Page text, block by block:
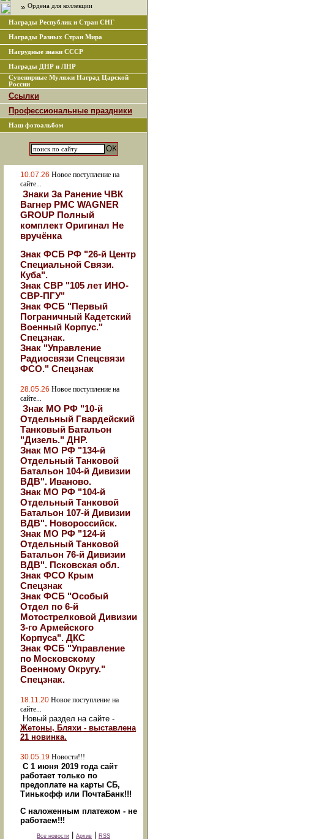
» Ордена для коллекции
Награды Республик и Стран СНГ
Награды Разных Стран Мира
Нагрудные знаки СССР
Награды ДНР и ЛНР
Сувенирные Муляжи Наград Царской
России
Ссылки
Профессиональные праздники
Наш фотоальбом
10.07.26 Новое поступление на
сайте...
Знаки За Ранение ЧВК
Вагнер РМС WAGNER
GROUP Полный
комплект Оригинал Не
вручёнка
Знак ФСБ РФ "26-й Центр
Специальной Связи.
Куба".
Знак СВР "105 лет ИНО-
СВР-ПГУ"
Знак ФСБ "Первый
Пограничный Кадетский
Военный Корпус."
Спецзнак.
Знак "Управление
Радиосвязи Спецсвязи
ФСО." Спецзнак
28.05.26 Новое поступление на
сайте...
Знак МО РФ "10-й
Отдельный Гвардейский
Танковый Батальон
"Дизель." ДНР.
Знак МО РФ "134-й
Отдельный Танковой
Батальон 104-й Дивизии
ВДВ". Иваново.
Знак МО РФ "104-й
Отдельный Танковой
Батальон 107-й Дивизии
ВДВ". Новороссийск.
Знак МО РФ "124-й
Отдельный Танковой
Батальон 76-й Дивизии
ВДВ". Псковская обл.
Знак ФСО Крым
Спецзнак
Знак ФСБ "Особый
Отдел по 6-й
Мотострелковой Дивизии
3-го Армейского
Корпуса". ДКС
Знак ФСБ "Управление
по Московскому
Военному Округу."
Спецзнак.
18.11.20 Новое поступление на
сайте...
Новый раздел на сайте -
Жетоны, Бляхи - выставлена
21 новинка.
30.05.19 Новости!!!
С 1 июня 2019 года сайт
работает только по
предоплате на карты СБ,
Тинькофф или ПочтаБанк!!!
С наложенным платежом - не
работаем!!!
Все новости Архив RSS